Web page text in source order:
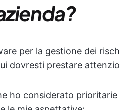
per la gestione dei
dovresti prestare
ho considerato